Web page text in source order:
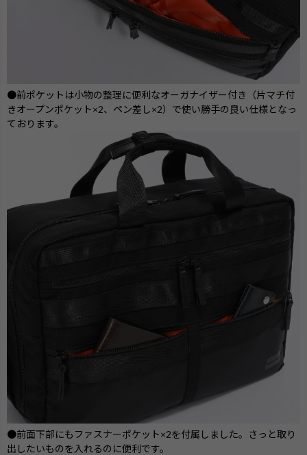
●前ポケットは小物の整理に便利なオーガナイザー付き（片マチ付
きオープンポケット×2、ペン差し×2）で使い勝手の良い仕様となっ
ております。
●前面下部にもファスナーポケット×2を付属しました。さっと取り
出したいものを入れるのに便利です。